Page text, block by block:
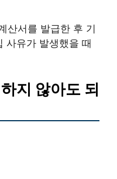
산서를 발급한 후 기
사유가 발생했을 때
지 않아도 되